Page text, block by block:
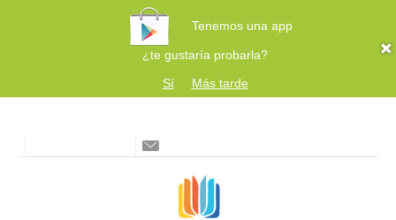
Tenemos una app
¿te gustaría probarla?
Sí
Más tarde